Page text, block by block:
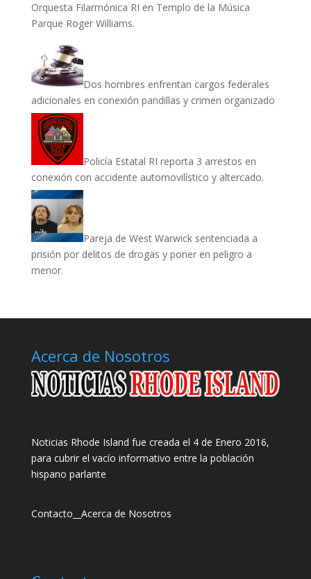
Orquesta Filarmónica RI en Templo de la Música
Parque Roger Williams.
Dos hombres enfrentan cargos federales
adicionales en conexión pandillas y crimen organizado
Policía Estatal RI reporta 3 arrestos en
conexión con accidente automovilístico y altercado.
Pareja de West Warwick sentenciada a
prisión por delitos de drogas y poner en peligro a
menor.
Acerca de Nosotros
Noticias Rhode Island fue creada el 4 de Enero 2016,
para cubrir el vacío informativo entre la población
hispano parlante
Contacto Acerca de Nosotros